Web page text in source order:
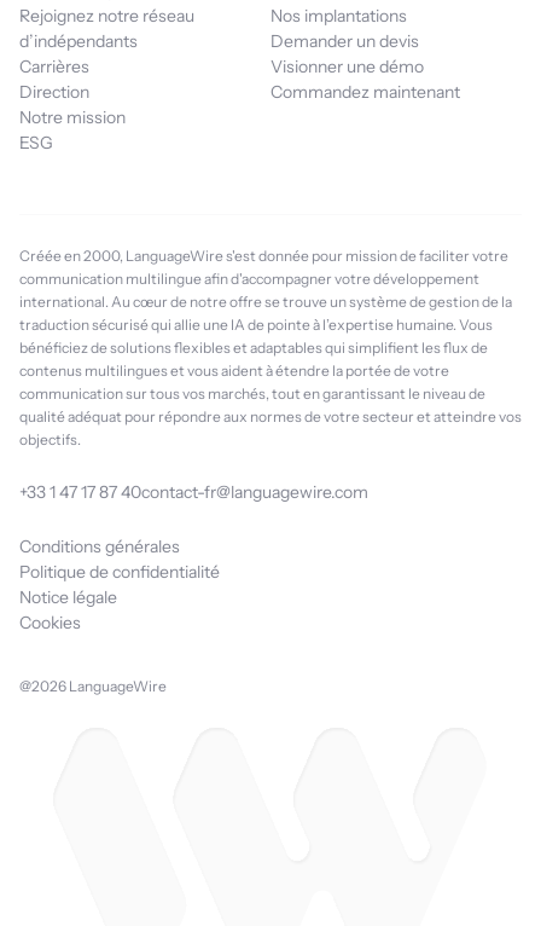
Rejoignez notre réseau
d’indépendants
Carrières
Direction
Notre mission
ESG
Nos implantations
Demander un devis
Visionner une démo
Commandez maintenant
Créée en 2000, LanguageWire s'est donnée pour mission de faciliter votre
communication multilingue afin d'accompagner votre développement
international. Au cœur de notre offre se trouve un système de gestion de la
traduction sécurisé qui allie une IA de pointe à l’expertise humaine. Vous
bénéficiez de solutions flexibles et adaptables qui simplifient les flux de
contenus multilingues et vous aident à étendre la portée de votre
communication sur tous vos marchés, tout en garantissant le niveau de
qualité adéquat pour répondre aux normes de votre secteur et atteindre vos
objectifs.
+33 1 47 17 87 40contact-fr@languagewire.com
Conditions générales
Politique de confidentialité
Notice légale
Cookies
@2026 LanguageWire